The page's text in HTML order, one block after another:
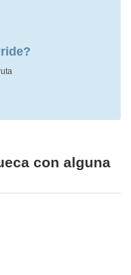
con alguna